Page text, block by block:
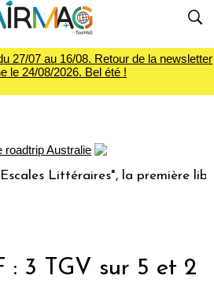
27/07 au 16/08. Retour de la newsletter
le 24/08/2026. Bel été !
Littéraires", la première
: 3 TGV sur 5 et 2